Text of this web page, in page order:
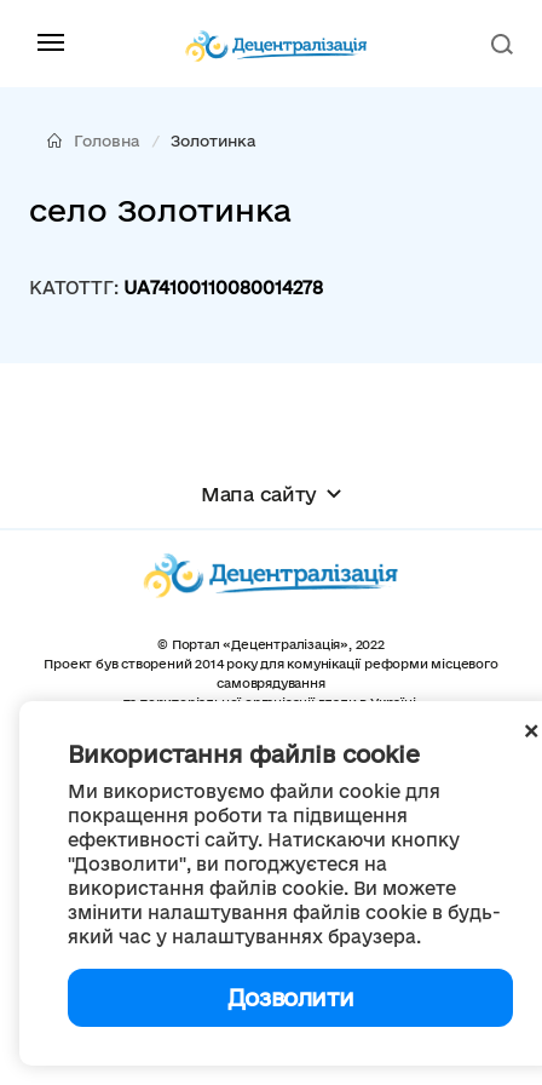
Використання файлів cookie
Ми використовуємо файли cookie для
покращення роботи та підвищення
ефективності сайту. Натискаючи кнопку
"Дозволити", ви погоджуєтеся на
використання файлів cookie. Ви можете
змінити налаштування файлів cookie в будь-
який час у налаштуваннях браузера.
Дозволити
Головна Золотинка
село Золотинка
КАТОТТГ: UA74100110080014278
Мапа сайту
© Портал «Децентралізація», 2022
Проект був створений 2014 року для комунікації реформи місцевого
самоврядування
та територіальної організації влади в Україні.
Весь контент доступний за ліцензією
Creative Commons Attribution 4.0 International license,
якщо не зазначено інше